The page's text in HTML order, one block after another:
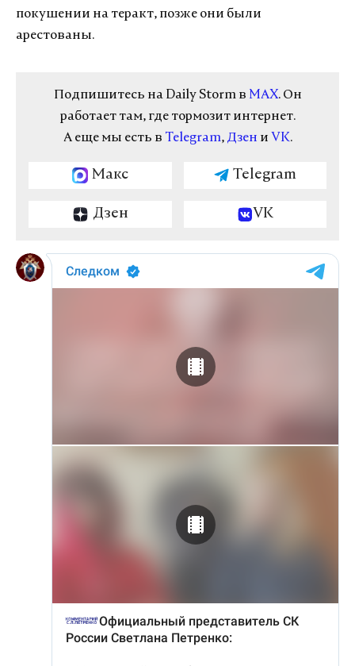
покушении на теракт, позже они были
арестованы.
Подпишитесь на Daily Storm в MAX. Он
работает там, где тормозит интернет.
А еще мы есть в Telegram, Дзен и VK.
Макс Telegram
Дзен VK